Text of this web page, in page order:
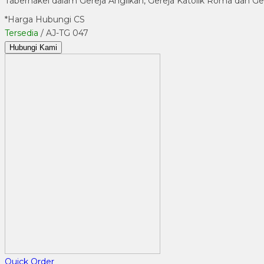
*Harga Hubungi CS
Tersedia / AJ-TG 047
Hubungi Kami
Quick Order